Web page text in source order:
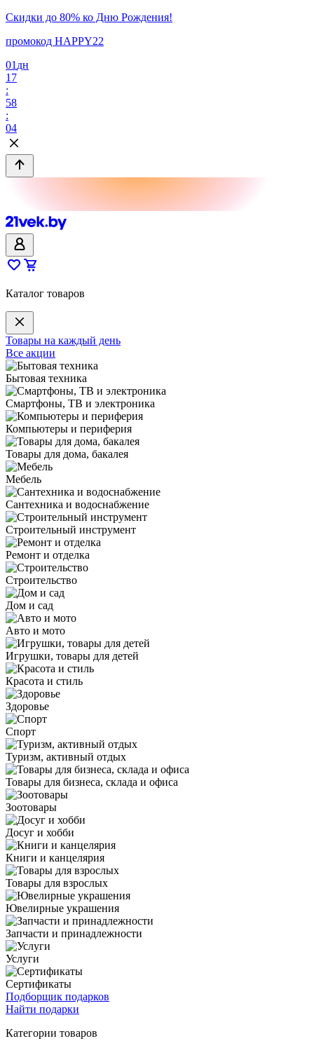
Скидки до 80% ко Дню Рождения!
промокод HAPPY22
01 дн
17
:
58
:
04
Каталог товаров
Товары на каждый день
Все акции
Бытовая техника
Смартфоны, ТВ и электроника
Компьютеры и периферия
Товары для дома, бакалея
Мебель
Сантехника и водоснабжение
Строительный инструмент
Ремонт и отделка
Строительство
Дом и сад
Авто и мото
Игрушки, товары для детей
Красота и стиль
Здоровье
Спорт
Туризм, активный отдых
Товары для бизнеса, склада и офиса
Зоотовары
Досуг и хобби
Книги и канцелярия
Товары для взрослых
Ювелирные украшения
Запчасти и принадлежности
Услуги
Сертификаты
Подборщик подарков
Найти подарки
Категории товаров